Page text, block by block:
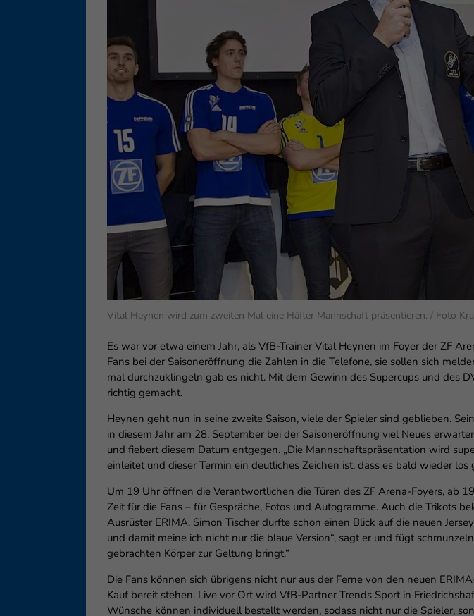
Vital Heynen wird zum zweiten Mal eine Häfler Mannschaft präsentieren. / Foto
Es war vor etwa einem Jahr, als VfB-Trainer Vital Heynen im Foyer der ZF
Fans bei der Saisoneröffnung die Zahlen in die Telefone, sie sollen sich
mal durchzuklingeln gab es nicht. Mit dem Gewinn des Supercups und des
richtig gemacht.
Heynen geht nun in seine zweite Saison, viele der Spieler sind geblieben.
in diesem Jahr am 28. September bei der Saisoneröffnung viel Neues
und fiebert diesem Datum entgegen. „Die Mannschaftspräsentation wird
einleitet und dieser Termin ein deutliches Zeichen ist, dass es bald wieder los
Um 19 Uhr öffnen die Verantwortlichen die Türen des ZF Arena-Foyers, ab
Zeit für die Fans – für Gespräche, Fotos und Autogramme. Auch die Trikots
Ausrüster ERIMA. Simon Tischer durfte schon einen Blick auf die neuen
und damit meine ich nicht nur die blaue Version“, sagt er und fügt
gebrachten Körper zur Geltung bringt.“
Die Fans können sich übrigens nicht nur aus der Ferne von den neuen
Kauf bereit stehen. Live vor Ort wird VfB-Partner Trends Sport in
Wünsche können individuell bestellt werden, sodass nicht nur die Spieler,
Essenzielle Cookies ermöglichen
Funktion der Website erforderlich.
Cookie-
Externe Medien (6)
Inhalte von Videoplattformen und Social-
blockiert. Wenn Cookies von externen
diese Inhalte keiner manuellen Einwilligung
Cookie-